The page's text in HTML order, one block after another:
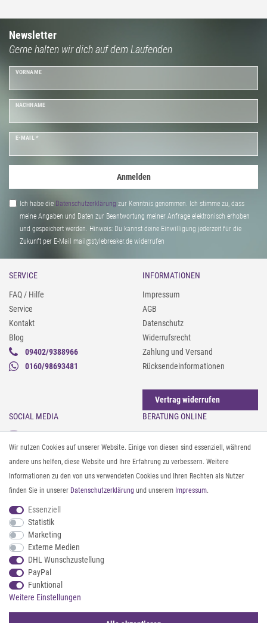
Cozy Looks: Bring mit unseren Style-Neuheiten für den Frühling wieder
frischen Wind in deine Garderobe und erlebe unendlichen Spaß bei der
Kreation Deines Frühlingslooks.
Newsletter
Gerne halten wir dich auf dem Laufenden
VORNAME
NACHNAME
E-MAIL *
Anmelden
Ich habe die Daten­schutz­erklärung zur Kenntnis genommen. Ich stimme zu, dass
meine Angaben und Daten zur Beantwortung meiner Anfrage elektronisch erhoben
und gespeichert werden. Hinweis: Du kannst deine Einwilligung jederzeit für die
Zukunft per E-Mail mail@stylebreaker.de widerrufen
SERVICE
FAQ / Hilfe
Service
Kontakt
Blog
09402/9388966
0160/98693481
INFORMATIONEN
Impressum
AGB
Datenschutz
Widerrufsrecht
Zahlung und Versand
Rücksendeinformationen
Vertrag widerrufen
SOCIAL MEDIA
Facebook
Pinterest
Twitter
Youtube
Threads
BERATUNG ONLINE
Sonnenbrillen & UV-Schutz
Textilpflege
Textil- und Material-Guide
Geldbörse richtig organisieren
ZAHLUNG & VERSAND
Wir nutzen Cookies auf unserer Website. Einige von diesen sind essenziell, während
andere uns helfen, diese Website und Ihre Erfahrung zu verbessern. Weitere
Informationen zu den von uns verwendeten Cookies und Ihren Rechten als Nutzer
finden Sie in unserer Daten­schutz­erklärung und unserem Impressum.
Essenziell
Statistik
Marketing
Externe Medien
DHL Wunschzustellung
PayPal
Funktional
Weitere Einstellungen